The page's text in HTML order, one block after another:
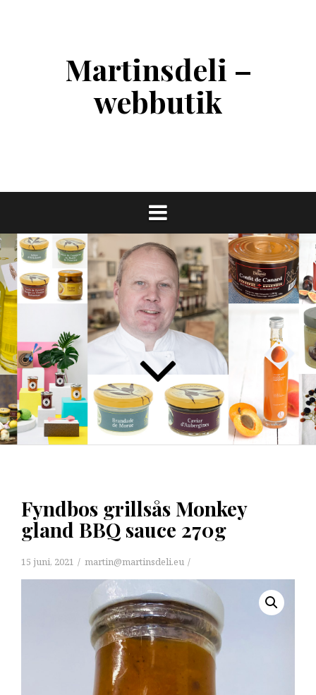
Martinsdeli –
webbutik
Fyndbos grillsås Monkey
gland BBQ sauce 270g
15 juni, 2021 martin@martinsdeli.eu